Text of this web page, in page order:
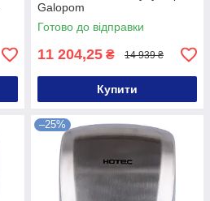
Galopom
Готово до відправки
11 204,25 ₴ 14 939 ₴
Купити
–25%